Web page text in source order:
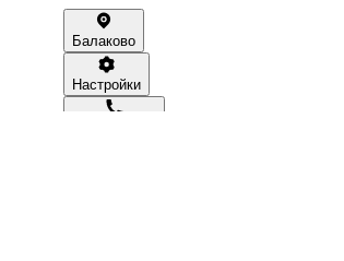
Балаково
Настройки